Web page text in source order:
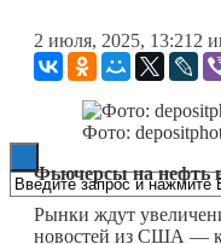
ESG
2 июля, 2025, 13:21 2
Фото:
Фьючерсы на нефть
Рынки ждут
новостей из США —